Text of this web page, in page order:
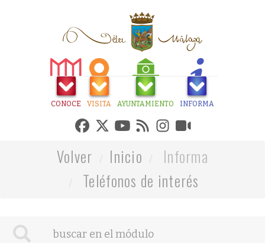
CONOCE VISITA AYUNTAMIENTO INFORMA
Volver Inicio
Informa
Teléfonos de interés